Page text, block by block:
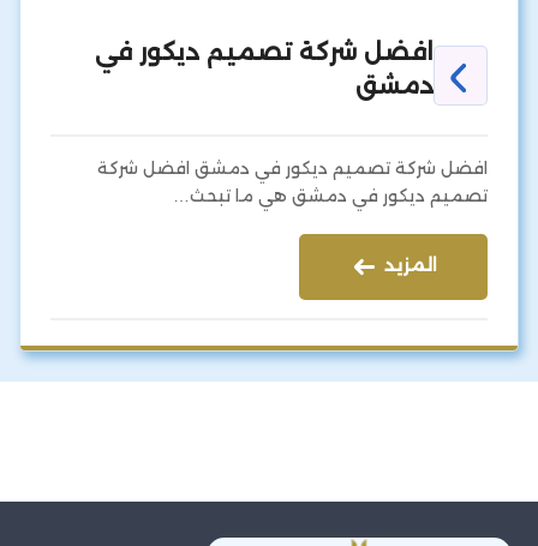
افضل شركة تصميم ديكور في
دمشق
افضل شركة تصميم ديكور في دمشق افضل شركة
تصميم ديكور في دمشق هي ما تبحث…
المزيد